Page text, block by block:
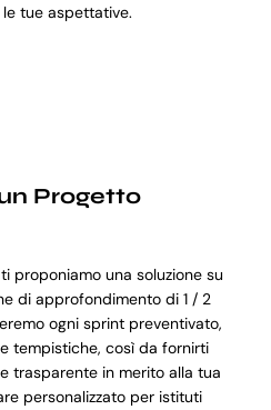
tue aspettative.
Progetto
proponiamo una soluzione su
di approfondimento di 1 / 2
ogni sprint preventivato,
tempistiche, così da fornirti
trasparente in merito alla tua
personalizzato per istituti